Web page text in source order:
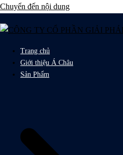
Chuyển đến nội dung
Trang chủ
Giới thiệu Á Châu
Sản Phẩm